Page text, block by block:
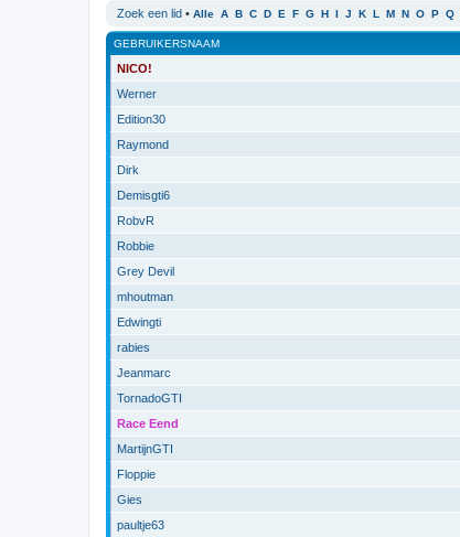
Zoek een lid • Alle A B C D E F G H I J K L M N O P Q
GEBRUIKERSNAAM
NICO!
Werner
Edition30
Raymond
Dirk
Demisgti6
RobvR
Robbie
Grey Devil
mhoutman
Edwingti
rabies
Jeanmarc
TornadoGTI
Race Eend
MartijnGTI
Floppie
Gies
paultje63